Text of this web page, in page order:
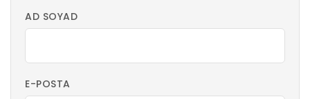
AD SOYAD
E-POSTA